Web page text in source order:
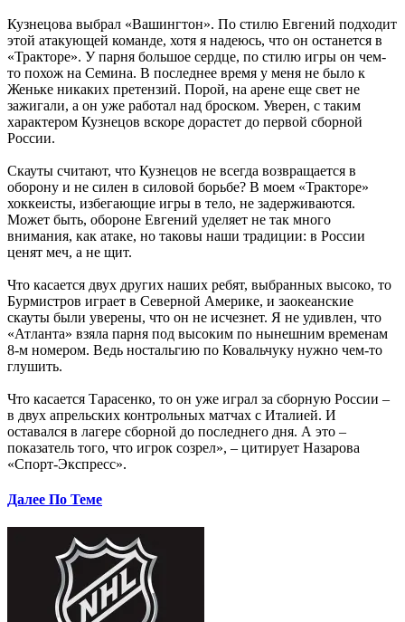
Кузнецова выбрал «Вашингтон». По стилю Евгений подходит
этой атакующей команде, хотя я надеюсь, что он останется в
«Тракторе». У парня большое сердце, по стилю игры он чем-
то похож на Семина. В последнее время у меня не было к
Женьке никаких претензий. Порой, на арене еще свет не
зажигали, а он уже работал над броском. Уверен, с таким
характером Кузнецов вскоре дорастет до первой сборной
России.
Скауты считают, что Кузнецов не всегда возвращается в
оборону и не силен в силовой борьбе? В моем «Тракторе»
хоккеисты, избегающие игры в тело, не задерживаются.
Может быть, обороне Евгений уделяет не так много
внимания, как атаке, но таковы наши традиции: в России
ценят меч, а не щит.
Что касается двух других наших ребят, выбранных высоко, то
Бурмистров играет в Северной Америке, и заокеанские
скауты были уверены, что он не исчезнет. Я не удивлен, что
«Атланта» взяла парня под высоким по нынешним временам
8-м номером. Ведь ностальгию по Ковальчуку нужно чем-то
глушить.
Что касается Тарасенко, то он уже играл за сборную России –
в двух апрельских контрольных матчах с Италией. И
оставался в лагере сборной до последнего дня. А это –
показатель того, что игрок созрел», – цитирует Назарова
«Спорт-Экспресс».
Далее По Теме